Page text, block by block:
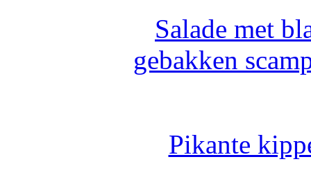
Salade met
gebakken
Pikante